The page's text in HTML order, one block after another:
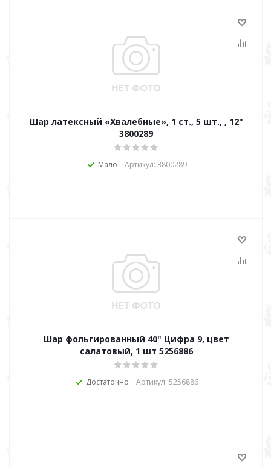
Шар латексный «Хвалебные», 1 ст., 5 шт., , 12"
3800289
Мало Артикул: 3800289
Шар фольгированный 40" Цифра 9, цвет
салатовый, 1 шт 5256886
Достаточно Артикул: 5256886